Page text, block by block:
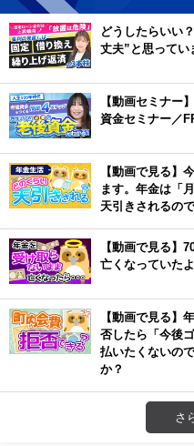
どうしたらいい
丈夫”と思ってい
【動画セミナー
資金セミナー／
【動画で見る】
ます。年金は「
天引きされるの
【動画で見る】
亡くなっていた
【動画で見る】
否したら「今後
払いたくないの
か？
さ